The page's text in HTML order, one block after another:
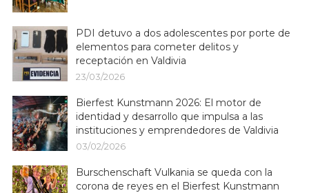
PDI detuvo a dos adolescentes por porte de
elementos para cometer delitos y
receptación en Valdivia
23/03/2026
Bierfest Kunstmann 2026: El motor de
identidad y desarrollo que impulsa a las
instituciones y emprendedores de Valdivia
03/02/2026
Burschenschaft Vulkania se queda con la
corona de reyes en el Bierfest Kunstmann